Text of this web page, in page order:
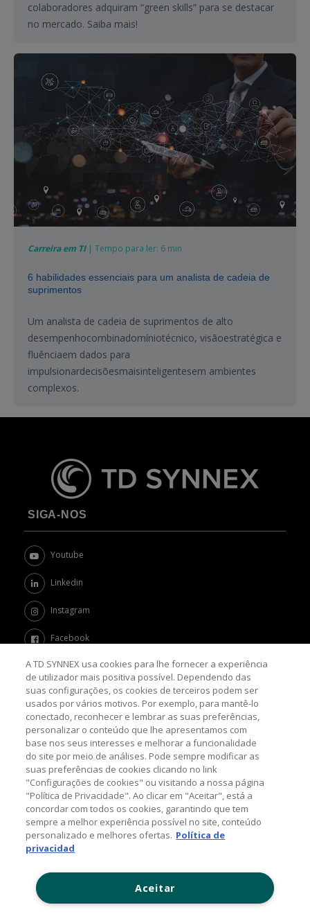
colaboradores adquiram “green skills” para se destacar
no mercado. Saiba mais!
Carreira em TI| Tempo para ler: 6 min
6 habilidades essenciais para um analista de cadeia de
suprimentos
Um analista de cadeia de suprimentos de alto
desempenhocombinadomíniotécnico, visãoestratégica e
fluênciaem dados para
impulsionardecisõesmaisinteligentesem ambientes
complexos.
SIGA-NOS
Youtube
Linkedin
Instagram
Facebook
Twitter
Channel Academy
SOBRE O BLOG
Nosso objetivo é levar até você as principais informações e
tendências sobre o mercado de TI, com a missão de mantê-lo
atualizado sobre as últimas novidades do universo da tecnologia.
© 2026 TD SYNNEX Corporation, 44201 Nobel Drive,
Fremont, CA 94538, USA, Tel: +1 954 308 0570
Contato: (11) 5525-7300
www.tdsynnex.com
A TD SYNNEX usa cookies para lhe fornecer a experiência
de utilizador mais positiva possível. Dependendo das
suas configurações, os cookies de terceiros podem ser
usados por vários motivos. Por exemplo, para mantê-lo
conectado, reconhecer e lembrar as suas preferências,
personalizar o conteúdo que lhe apresentamos com
base nos seus interesses e melhorar a funcionalidade
do site por meio de análises. Pode sempre modificar as
suas preferências de cookies clicando no link
"Configurações de cookies" ou visitando a nossa página
"Política de Privacidade". Ao clicar em "Aceitar", está a
concordar com todos os cookies, garantindo que tem
sempre a melhor experiência possível no site, conteúdo
personalizado e melhores ofertas. Política de
privacidad
Aceitar